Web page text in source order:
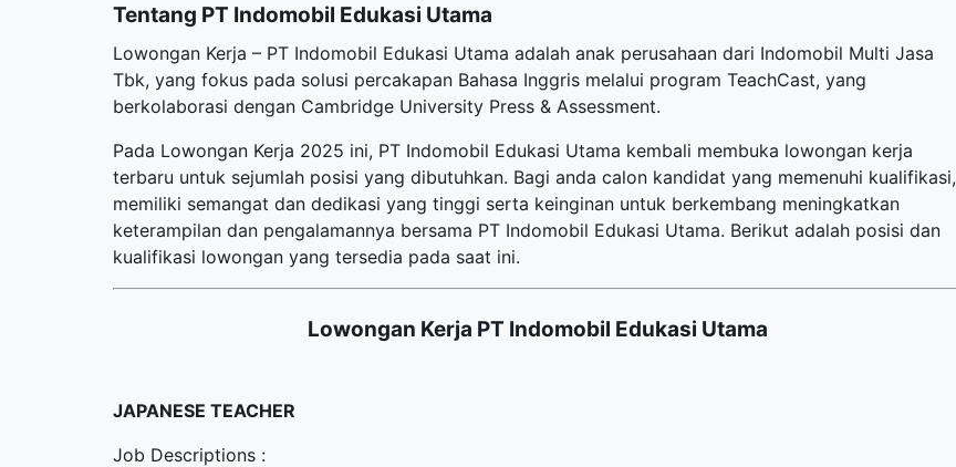
Tentang PT Indomobil Edukasi Utama
Lowongan Kerja – PT Indomobil Edukasi Utama adalah anak perusahaan dari Indomobil Multi Jasa
Tbk, yang fokus pada solusi percakapan Bahasa Inggris melalui program TeachCast, yang
berkolaborasi dengan Cambridge University Press & Assessment.
Pada Lowongan Kerja 2025 ini, PT Indomobil Edukasi Utama kembali membuka lowongan kerja
terbaru untuk sejumlah posisi yang dibutuhkan. Bagi anda calon kandidat yang memenuhi kualifikasi,
memiliki semangat dan dedikasi yang tinggi serta keinginan untuk berkembang meningkatkan
keterampilan dan pengalamannya bersama PT Indomobil Edukasi Utama. Berikut adalah posisi dan
kualifikasi lowongan yang tersedia pada saat ini.
Lowongan Kerja PT Indomobil Edukasi Utama
JAPANESE TEACHER
Job Descriptions :